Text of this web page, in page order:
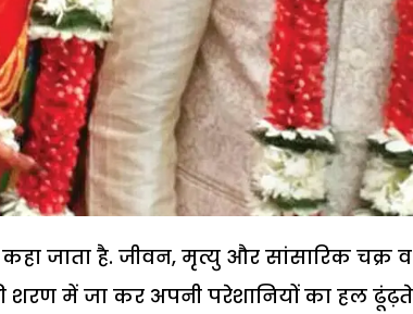
कहा जाता है. जीवन, मृत्यु और सांसारिक
शरण में जा कर अपनी परेशानियों का हल